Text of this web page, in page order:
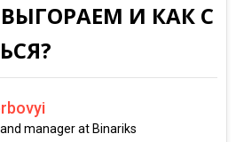
И КАК С
manager at Binariks